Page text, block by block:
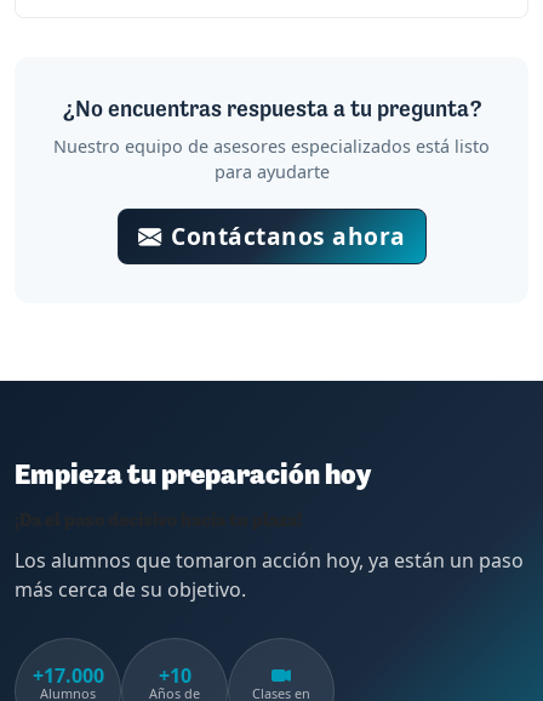
¿No encuentras respuesta a tu pregunta?
Nuestro equipo de asesores especializados está listo
para ayudarte
Contáctanos ahora
Empieza tu preparación hoy
Los alumnos que tomaron acción hoy, ya están un paso
más cerca de su objetivo.
+17.000
Alumnos
+10
Años de
Clases en